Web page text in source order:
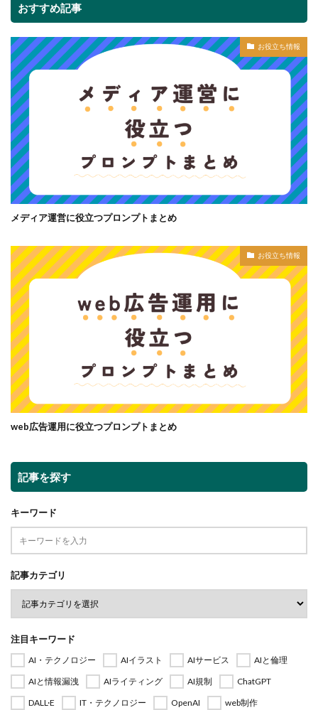
おすすめ記事
お役立ち情報
メディア運営に役立つプロンプトまとめ
お役立ち情報
web広告運用に役立つプロンプトまとめ
記事を探す
キーワード
記事カテゴリ
注目キーワード
AI・テクノロジー AIイラスト AIサービス
AIと倫理
AIと情報漏洩
AIライティング AI規制
ChatGPT
DALL·E
IT・テクノロジー OpenAI web制作